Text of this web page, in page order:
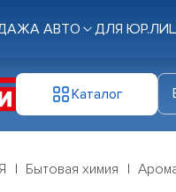
АВТО ДЛЯ
Каталог
Бытовая химия